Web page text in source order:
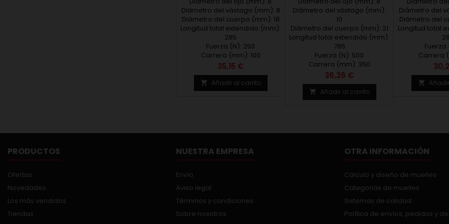
Longitud de 285mm. Carga de
250N
Diámetro del vástago (mm): 8
Diámetro del cuerpo (mm): 18
Longitud total extendido (mm):
285
Fuerza (N): 250
Carrera (mm): 100
Precio
35,15 €
 Añadir al carrito
Longitud de 785mm. Carga de
500N
Diámetro del vástago (mm):
10
Diámetro del cuerpo (mm): 21
Longitud total extendido (mm):
785
Fuerza (N): 500
Carrera (mm): 350
Precio
36,26 €
 Añadir al carrito
Longitud de
Diámetro del
Diámetro del
Longitud total
Fuerza
Carrera

PRODUCTOS
Ofertas
Novedades
Los más vendidos
Tiendas
NUESTRA EMPRESA
Envío
Aviso legal
Términos y condiciones
Sobre nosotros
OTRA INFORMACIÓN
Cálculo y diseño de muelles
Categorias de muelles
Sistemas de calidad
Política de envíos, pedidos y